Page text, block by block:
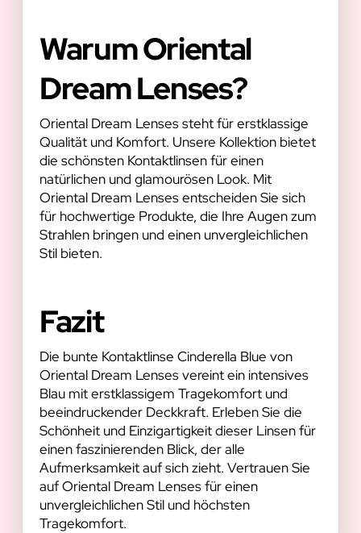
Warum Oriental
Dream Lenses?
Oriental Dream Lenses steht für erstklassige
Qualität und Komfort. Unsere Kollektion bietet
die schönsten Kontaktlinsen für einen
natürlichen und glamourösen Look. Mit
Oriental Dream Lenses entscheiden Sie sich
für hochwertige Produkte, die Ihre Augen zum
Strahlen bringen und einen unvergleichlichen
Stil bieten.
Fazit
Die bunte Kontaktlinse Cinderella Blue von
Oriental Dream Lenses vereint ein intensives
Blau mit erstklassigem Tragekomfort und
beeindruckender Deckkraft. Erleben Sie die
Schönheit und Einzigartigkeit dieser Linsen für
einen faszinierenden Blick, der alle
Aufmerksamkeit auf sich zieht. Vertrauen Sie
auf Oriental Dream Lenses für einen
unvergleichlichen Stil und höchsten
Tragekomfort.